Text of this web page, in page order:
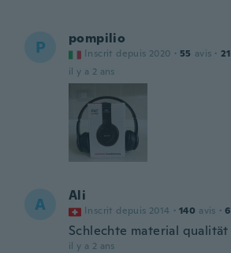
P pompilio
Inscrit depuis 2020 · 55 avis · 21
il y a 2 ans
A Ali
Inscrit depuis 2014 · 140 avis · 6
Schlechte material qualität
il y a 2 ans